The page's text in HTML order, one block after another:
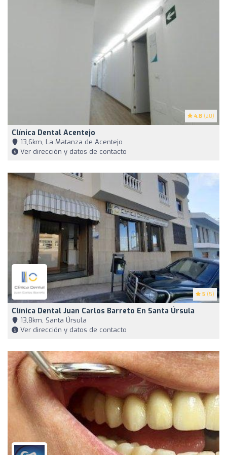
4.8 (20)
Clínica Dental Acentejo
13,6km, La Matanza de Acentejo
Ver dirección y datos de contacto
5 (5)
Clínica Dental Juan Carlos Barreto En Santa Úrsula
13,8km, Santa Úrsula
Ver dirección y datos de contacto